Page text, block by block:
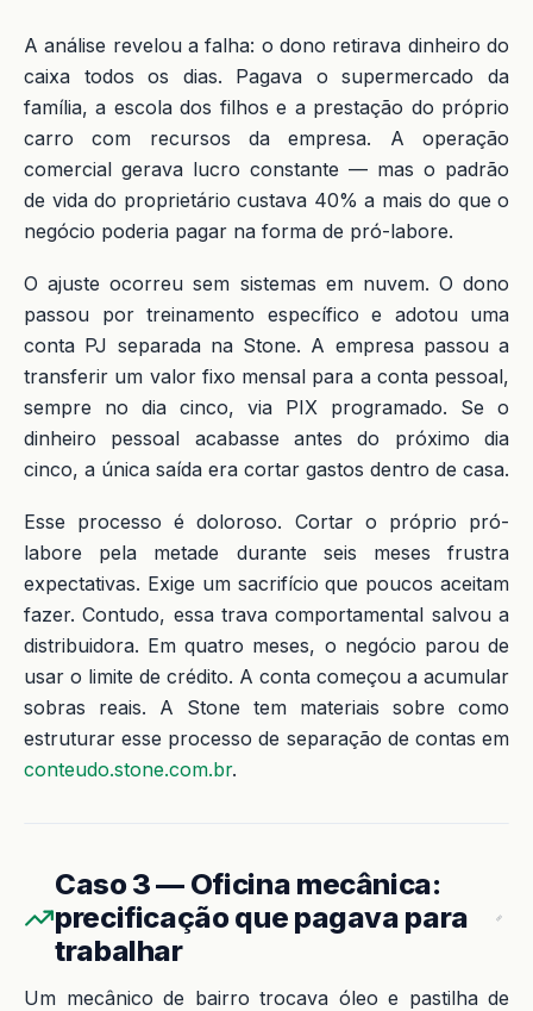
A análise revelou a falha: o dono retirava dinheiro do
caixa todos os dias. Pagava o supermercado da
família, a escola dos filhos e a prestação do próprio
carro com recursos da empresa. A operação
comercial gerava lucro constante — mas o padrão
de vida do proprietário custava 40% a mais do que o
negócio poderia pagar na forma de pró-labore.
O ajuste ocorreu sem sistemas em nuvem. O dono
passou por treinamento específico e adotou uma
conta PJ separada na Stone. A empresa passou a
transferir um valor fixo mensal para a conta pessoal,
sempre no dia cinco, via PIX programado. Se o
dinheiro pessoal acabasse antes do próximo dia
cinco, a única saída era cortar gastos dentro de casa.
Esse processo é doloroso. Cortar o próprio pró-
labore pela metade durante seis meses frustra
expectativas. Exige um sacrifício que poucos aceitam
fazer. Contudo, essa trava comportamental salvou a
distribuidora. Em quatro meses, o negócio parou de
usar o limite de crédito. A conta começou a acumular
sobras reais. A Stone tem materiais sobre como
estruturar esse processo de separação de contas em
conteudo.stone.com.br.
Caso 3 — Oficina mecânica:
precificação que pagava para
trabalhar
Um mecânico de bairro trocava óleo e pastilha de